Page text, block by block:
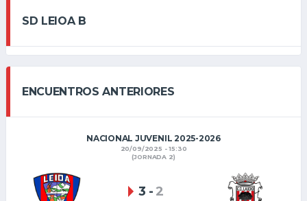
SD LEIOA B
ENCUENTROS ANTERIORES
NACIONAL JUVENIL 2025-2026
20/09/2025 - 15:30
(JORNADA 2)
3 - 2